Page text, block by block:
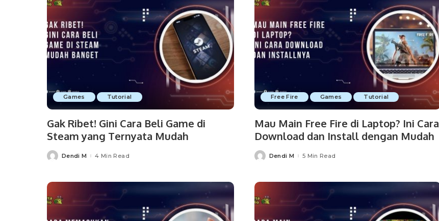
Games Tutorial
Gak Ribet! Gini Cara Beli Game di
Steam yang Ternyata Mudah
PostedDendi M 4 Min Read
Free Fire Games Tutorial
Mau Main Free Fire di Laptop? Ini Cara
Download dan Install dengan Mudah
PostedDendi M 5 Min Read